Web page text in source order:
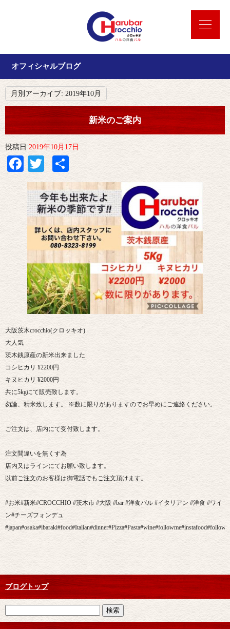
オフィシャルブログ
月別アーカイブ: 2019年10月
新米のご案内
投稿日 2019年10月17日
Facebook
Twitter
有
大阪茨木crocchio(クロッキオ)
大人気
茨木銭原産の新米出来ました
コシヒカリ ¥2200円
キヌヒカリ ¥2000円
共に5kgにて販売致します。
勿論、精米致します。 ※数に限りがありますのでお早めにご連絡ください。
ご注文は、店内にて受付致します。
注文間違いを無くす為
店内又はラインにてお願い致します。
以前ご注文のお客様は御電話でもご注文頂けます。
#お米#新米#CROCCHIO #茨木市 #大阪 #bar #洋食バル #イタリアン #洋食 #ワイ
ン#チーズフォンデュ
ブログトップ